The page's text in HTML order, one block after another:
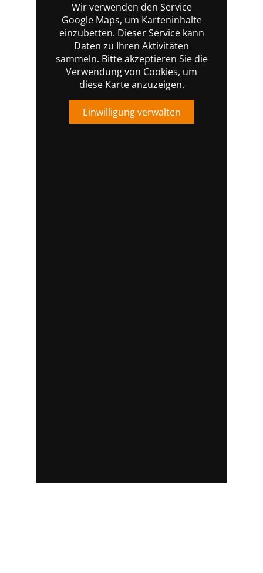
Wir verwenden den Service
Google Maps, um Karteninhalte
einzubetten. Dieser Service kann
Daten zu Ihren Aktivitäten
sammeln. Bitte akzeptieren Sie die
Verwendung von Cookies, um
diese Karte anzuzeigen.
Einwilligung verwalten